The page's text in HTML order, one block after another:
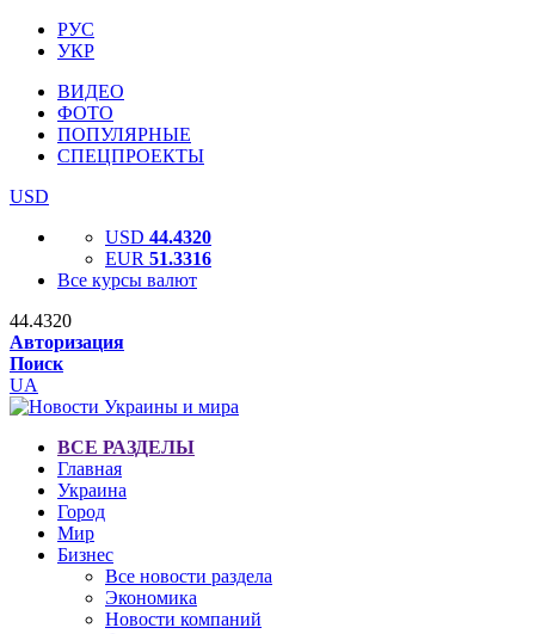
РУС
УКР
ВИДЕО
ФОТО
ПОПУЛЯРНЫЕ
СПЕЦПРОЕКТЫ
USD
USD 44.4320
EUR 51.3316
Все курсы валют
44.4320
Авторизация
Поиск
UA
ВСЕ РАЗДЕЛЫ
Главная
Украина
Город
Мир
Бизнес
Все новости раздела
Экономика
Новости компаний